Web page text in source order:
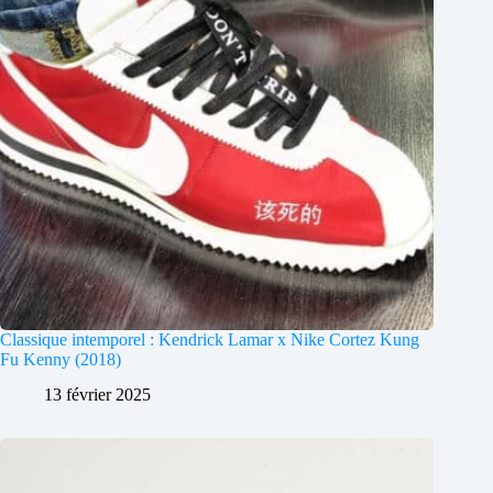
Classique intemporel : Kendrick Lamar x Nike Cortez Kung
Fu Kenny (2018)
13 février 2025